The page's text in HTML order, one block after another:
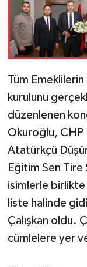
Tüm Emeklilerin
kurulunu
düzenlenen
Okuroğlu, CHP
Atatürkçü
Eğitim Sen Tire
isimlerle birlikte
liste halinde
Çalışkan oldu.
cümlelere yer